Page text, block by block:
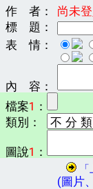
作 者：
尚未
標 題：
表 情：
內 容：
檔案1 ：
類別：
圖說1 ：
(圖片